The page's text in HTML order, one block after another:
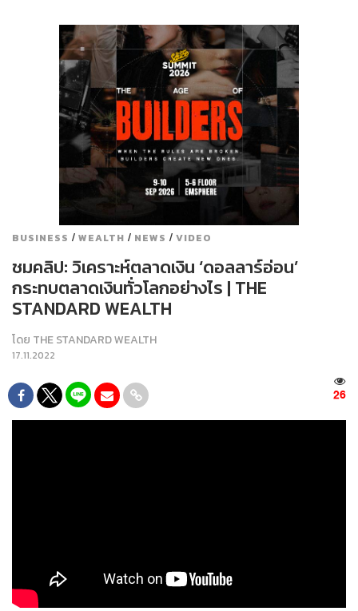
BUSINESS / WEALTH / NEWS / VIDEO
ชมคลิป: วิเคราะห์ตลาดเงิน ‘ดอลลาร์อ่อน’
กระทบตลาดเงินทั่วโลกอย่างไร | THE
STANDARD WEALTH
โดย THE STANDARD WEALTH
17.11.2022
26